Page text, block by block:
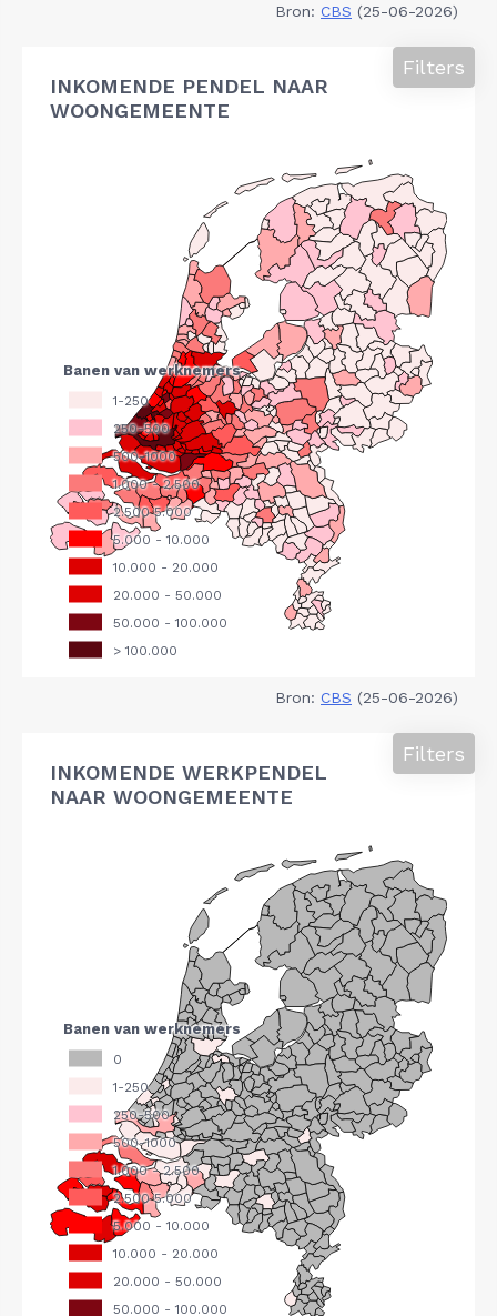
Bron: CBS (25-06-2026)
INKOMENDE PENDEL NAAR
WOONGEMEENTE
Filters
Bron: CBS (25-06-2026)
INKOMENDE WERKPENDEL
NAAR WOONGEMEENTE
Filters